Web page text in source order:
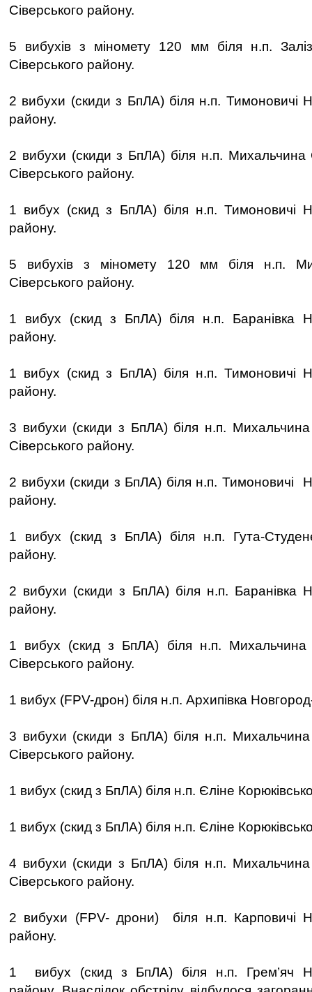
Сіверського району.
5 вибухів з міномету 120 мм біля н.п.
Сіверського району.
2 вибухи (скиди з БпЛА) біля н.п. Тимоновичі
району.
2 вибухи (скиди з БпЛА) біля н.п.
Сіверського району.
1 вибух (скид з БпЛА) біля н.п. Тимоновичі
району.
5 вибухів з міномету 120 мм біля н.п.
Сіверського району.
1 вибух (скид з БпЛА) біля н.п. Баранівка
району.
1 вибух (скид з БпЛА) біля н.п. Тимоновичі
району.
3 вибухи (скиди з БпЛА) біля н.п.
Сіверського району.
2 вибухи (скиди з БпЛА) біля н.п. Тимоновичі
району.
1 вибух (скид з БпЛА) біля н.п. Гута-
району.
2 вибухи (скиди з БпЛА) біля н.п. Баранівка
району.
1 вибух (скид з БпЛА) біля н.п.
Сіверського району.
1 вибух (FPV-дрон) біля н.п. Архипівка
3 вибухи (скиди з БпЛА) біля н.п.
Сіверського району.
1 вибух (скид з БпЛА) біля н.п. Єліне
1 вибух (скид з БпЛА) біля н.п. Єліне
4 вибухи (скиди з БпЛА) біля н.п.
Сіверського району.
2 вибухи (FPV- дрони) біля н.п. Карповичі
району.
1 вибух (скид з БпЛА) біля н.п. Грем’яч